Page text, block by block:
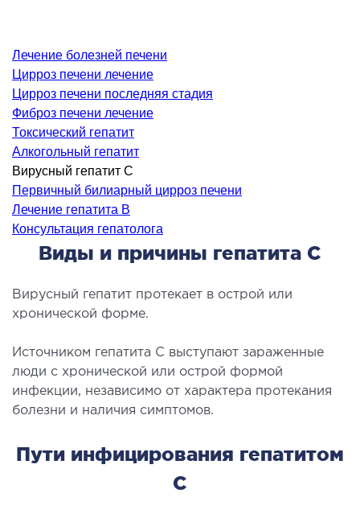
и нутрициология
терапия
помощь
ЗАБОЛЕВАНИЯ
горла и гортани
носа
И ЛОР-ХИРУРГИЯ
Лечение болезней печени
Цирроз печени лечение
Цирроз печени последняя стадия
Фиброз печени лечение
Токсический гепатит
Алкогольный гепатит
Вирусный гепатит C
Первичный билиарный цирроз печени
Лечение гепатита B
Консультация гепатолога
Виды и причины гепатита С
Вирусный гепатит протекает в острой или
хронической форме.
Источником гепатита С выступают зараженные
люди с хронической или острой формой
инфекции, независимо от характера протекания
болезни и наличия симптомов.
Пути инфицирования гепатитом
С